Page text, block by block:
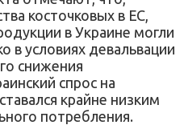
косточковых в ЕС
в Украине могли
в условиях девальвации
снижения
спрос на
крайне низким
потребления.